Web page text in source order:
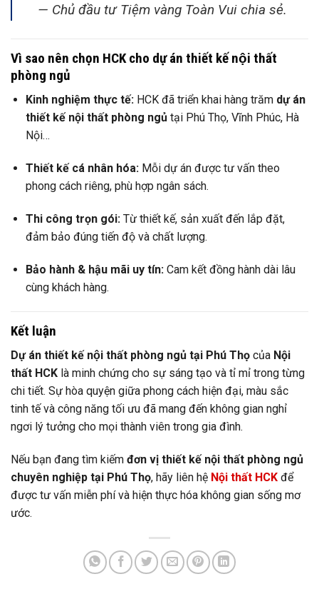
— Chủ đầu tư Tiệm vàng Toàn Vui chia sẻ.
Vì sao nên chọn HCK cho dự án thiết kế nội thất
phòng ngủ
Kinh nghiệm thực tế:HCK đã triển khai hàng trăm dự án
thiết kế nội thất phòng ngủtại Phú Thọ, Vĩnh Phúc, Hà
Nội…
Thiết kế cá nhân hóa:Mỗi dự án được tư vấn theo
phong cách riêng, phù hợp ngân sách.
Thi công trọn gói:Từ thiết kế, sản xuất đến lắp đặt,
đảm bảo đúng tiến độ và chất lượng.
Bảo hành & hậu mãi uy tín:Cam kết đồng hành dài lâu
cùng khách hàng.
Kết luận
Dự án thiết kế nội thất phòng ngủ tại Phú Thọ của Nội
thất HCK là minh chứng cho sự sáng tạo và tỉ mỉ trong từng
chi tiết. Sự hòa quyện giữa phong cách hiện đại, màu sắc
tinh tế và công năng tối ưu đã mang đến không gian nghỉ
ngơi lý tưởng cho mọi thành viên trong gia đình.
Nếu bạn đang tìm kiếm đơn vị thiết kế nội thất phòng ngủ
chuyên nghiệp tại Phú Thọ, hãy liên hệ Nội thất HCK để
được tư vấn miễn phí và hiện thực hóa không gian sống mơ
ước.